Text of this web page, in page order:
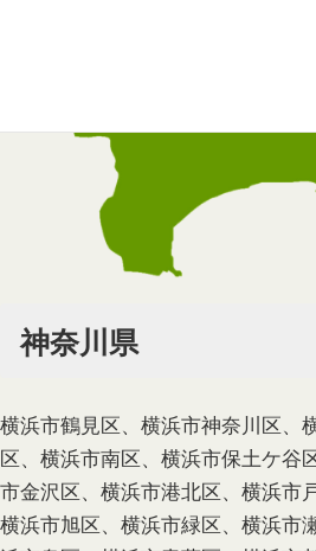
神奈川県
横浜市鶴見区、横浜市神奈川区、
区、横浜市南区、横浜市保土ケ谷
市金沢区、横浜市港北区、横浜市
横浜市旭区、横浜市緑区、横浜市